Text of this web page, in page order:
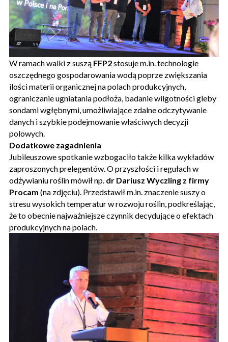
W ramach walki z suszą FFP2stosuje m.in. technologie
oszczędnego gospodarowania wodą poprze zwiększania
ilości materii organicznej na polach produkcyjnych,
ograniczanie ugniatania podłoża, badanie wilgotności gleby
sondami wgłębnymi, umożliwiające zdalne odczytywanie
danych i szybkie podejmowanie właściwych decyzji
polowych.
Dodatkowe zagadnienia
Jubileuszowe spotkanie wzbogaciło także kilka wykładów
zaproszonych prelegentów. O przyszłości i regułach w
odżywianiu roślin mówił np. dr Dariusz Wyczling z firmy
Procam (na zdjęciu). Przedstawił m.in. znaczenie suszy o
stresu wysokich temperatur w rozwoju roślin, podkreślając,
że to obecnie najważniejsze czynnik decydujące o efektach
produkcyjnych na polach.